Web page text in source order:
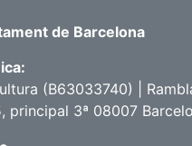
de Barcelona
(B63033740) |
principal 3ª 08007